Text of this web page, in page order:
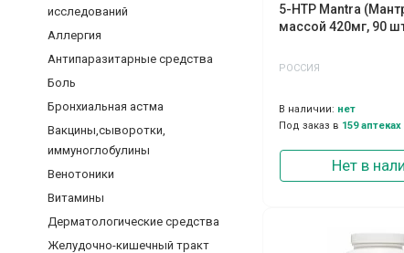
исследований
Аллергия
Антипаразитарные средства
Боль
Бронхиальная астма
Вакцины,сыворотки,
иммуноглобулины
Венотоники
Витамины
Дерматологические средства
Желудочно-кишечный тракт
5-НТР Mantra
массой 420мг, 90
РОССИЯ
В наличии: нет
Под заказ в 159 аптеках
Нет в